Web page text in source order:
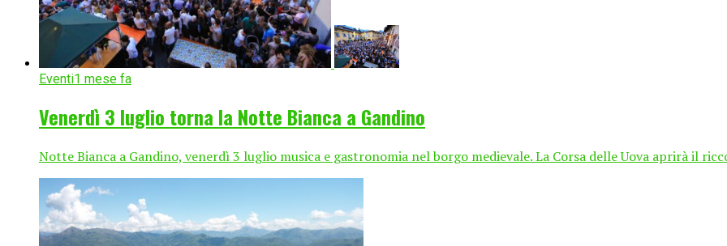
Eventi1 mese fa
Venerdì 3 luglio torna la Notte Bianca a Gandino
Notte Bianca a Gandino, venerdì 3 luglio musica e gastronomia nel borgo medievale. La Corsa delle Uova aprirà il